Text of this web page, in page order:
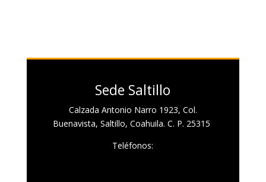
Sede Saltillo
Calzada Antonio Narro 1923, Col.
Buenavista, Saltillo, Coahuila. C. P. 25315
Teléfonos: